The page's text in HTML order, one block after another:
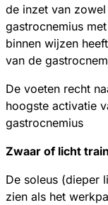
de inzet van
gastrocnemius
binnen wijzen
van de
De voeten recht
hoogste activatie
gastrocnemius
Zwaar of licht
De soleus (dieper
zien als het